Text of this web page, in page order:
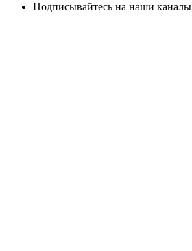
Подписывайтесь на наши каналы